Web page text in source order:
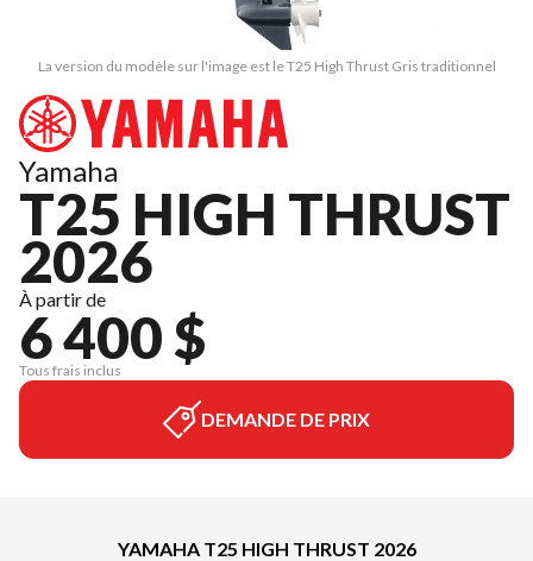
La version du modèle sur l'image est le T25 High Thrust Gris traditionnel
Yamaha
T25 HIGH THRUST
2026
À partir de
6 400 $
Tous frais inclus
DEMANDE DE PRIX
YAMAHA T25 HIGH THRUST 2026